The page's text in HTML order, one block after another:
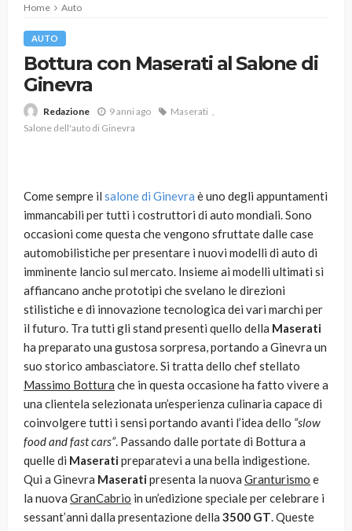
Home Auto
AUTO
Bottura con Maserati al Salone di
Ginevra
Redazione 9 anni ago
Maserati
Salone dell'auto di Ginevra
Come sempre il salone di Ginevra è uno degli appuntamenti
immancabili per tutti i costruttori di auto mondiali. Sono
occasioni come questa che vengono sfruttate dalle case
automobilistiche per presentare i nuovi modelli di auto di
imminente lancio sul mercato. Insieme ai modelli ultimati si
affiancano anche prototipi che svelano le direzioni
stilistiche e di innovazione tecnologica dei vari marchi per
il futuro. Tra tutti gli stand presenti quello della Maserati
ha preparato una gustosa sorpresa, portando a Ginevra un
suo storico ambasciatore. Si tratta dello chef stellato
Massimo Bottura che in questa occasione ha fatto vivere a
una clientela selezionata un’esperienza culinaria capace di
coinvolgere tutti i sensi portando avanti l’idea dello “slow
food and fast cars”. Passando dalle portate di Bottura a
quelle di Maseratipreparatevi a una bella indigestione.
Qui a Ginevra Maseratipresenta la nuova Granturismo e
la nuova GranCabrio in un’edizione speciale per celebrare i
sessant’anni dalla presentazione della 3500 GT. Queste